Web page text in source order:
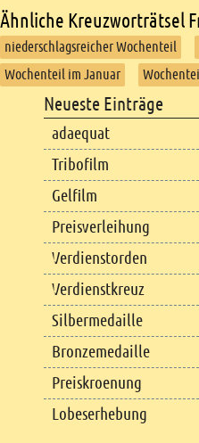
Ähnliche Kreuzworträtsel
niederschlagsreicher Wochenteil
Wochenteil im Januar
Footer content
Neueste Einträge
adaequat
Tribofilm
Gelfilm
Preisverleihung
Verdienstorden
Verdienstkreuz
Silbermedaille
Bronzemedaille
Preiskroenung
Lobeserhebung